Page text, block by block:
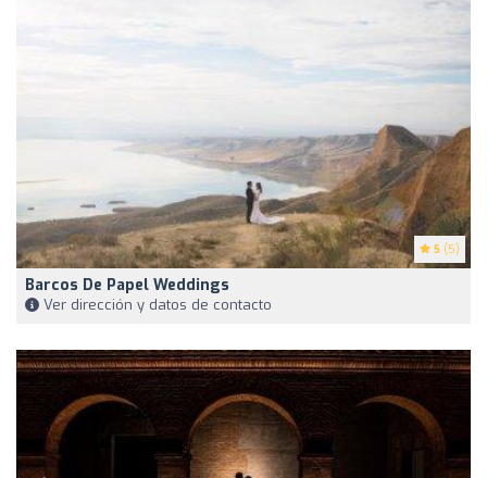
5 (5)
Barcos De Papel Weddings
Ver dirección y datos de contacto